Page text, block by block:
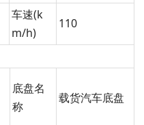
车速(k
m/h)
110
底盘名
称
载货汽车底盘